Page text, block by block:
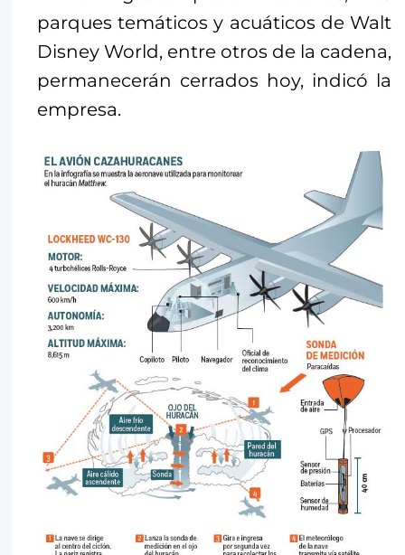
parques temáticos y acuáticos de Walt
Disney World, entre otros de la cadena,
permanecerán cerrados hoy, indicó la
empresa.